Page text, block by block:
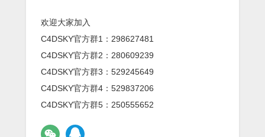
欢迎大家加入
C4DSKY官方群1：298627481
C4DSKY官方群2：280609239
C4DSKY官方群3：529245649
C4DSKY官方群4：529837206
C4DSKY官方群5：250555652